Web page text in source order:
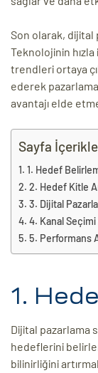
Son olarak, dijital
Teknolojinin
trendleri ortaya
ederek
avantajı elde
Sayfa
1. Hedef
2. Hedef Kitle
3. Dijital
4. Kanal
5. Performans
1.
Dijital pazarlama
hedeflerini
bilinirliğini